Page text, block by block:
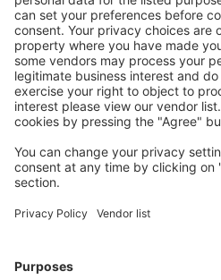
Planifică ȋn siguranţă
Rezervare fără griji cu
Economiseşte mai mult
Prețuri atractive și oferte
conectați.
Cazarea preferată
apartamente și altele.